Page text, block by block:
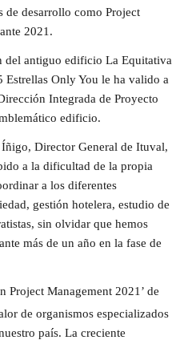
de desarrollo como Project
2021.
del antiguo edificio La Equitativa
Estrellas Only You le ha valido a
Integrada de Proyecto
edificio.
Director General de Ituval,
a la dificultad de la propia
a los diferentes
gestión hotelera, estudio de
sin olvidar que hemos
más de un año en la fase de
Project Management 2021’ de
de organismos especializados
país. La creciente